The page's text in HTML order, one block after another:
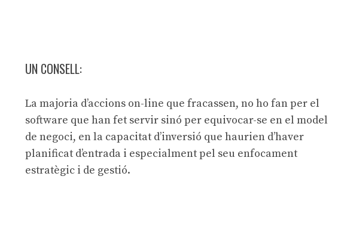
UN CONSELL:
La majoria d’accions on-line que fracassen, no ho fan per el
software que han fet servir sinó per equivocar-se en el model
de negoci, en la capacitat d’inversió que haurien d’haver
planificat d’entrada i especialment pel seu enfocament
estratègic i de gestió.